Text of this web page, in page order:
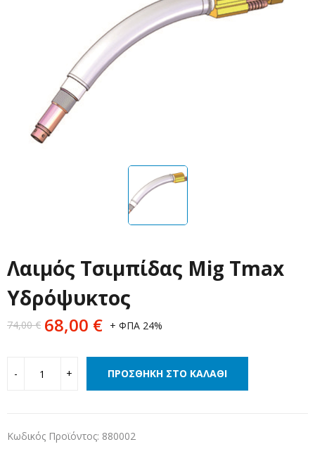
Λαιμός Τσιμπίδας Mig Tmax
Υδρόψυκτος
74,00€ 68,00 € + ΦΠΑ 24%
ΠΡΟΣΘΉΚΗ ΣΤΟ ΚΑΛΆΘΙ
Κωδικός Προϊόντος: 880002